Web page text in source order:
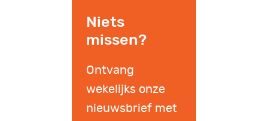
Niets
missen?
Ontvang
wekelijks onze
nieuwsbrief met